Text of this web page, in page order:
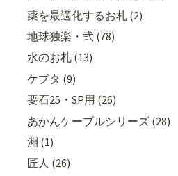
薬を最適化するお札 (2)
地球独楽・弐 (78)
水のお札 (13)
ケブタ (9)
要石25・SP用 (26)
あかんケーブルシリーズ (28)
淵 (1)
匠人 (26)